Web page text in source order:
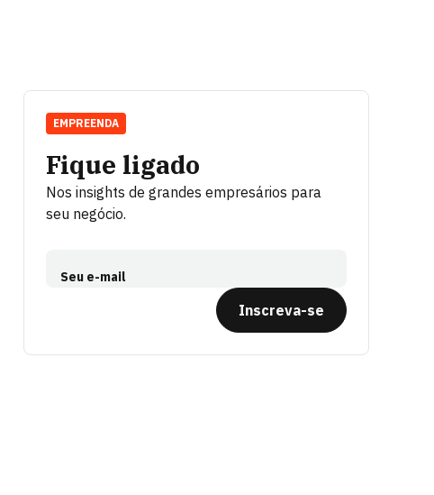
Fique ligado
Nos insights de grandes empresários para
seu negócio.
Seu e-mail
Inscreva-se
EMPREENDA